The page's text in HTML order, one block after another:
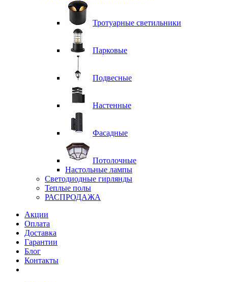
Тротуарные светильники
Парковые
Подвесные
Настенные
Фасадные
Потолочные
Настольные лампы
Светодиодные гирлянды
Теплые полы
РАСПРОДАЖА
Акции
Оплата
Доставка
Гарантии
Блог
Контакты